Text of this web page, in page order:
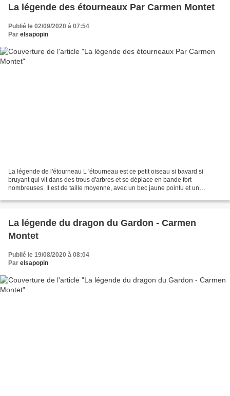
La légende des étourneaux Par Carmen Montet
Publié le 02/09/2020 à 07:54
Par elsapopin
La légende de l'étourneau L 'étourneau est ce petit oiseau si bavard si
bruyant qui vit dans des trous d'arbres et se déplace en bande fort
nombreuses. Il est de taille moyenne, avec un bec jaune pointu et un
La légende du dragon du Gardon - Carmen
Montet
Publié le 19/08/2020 à 08:04
Par elsapopin